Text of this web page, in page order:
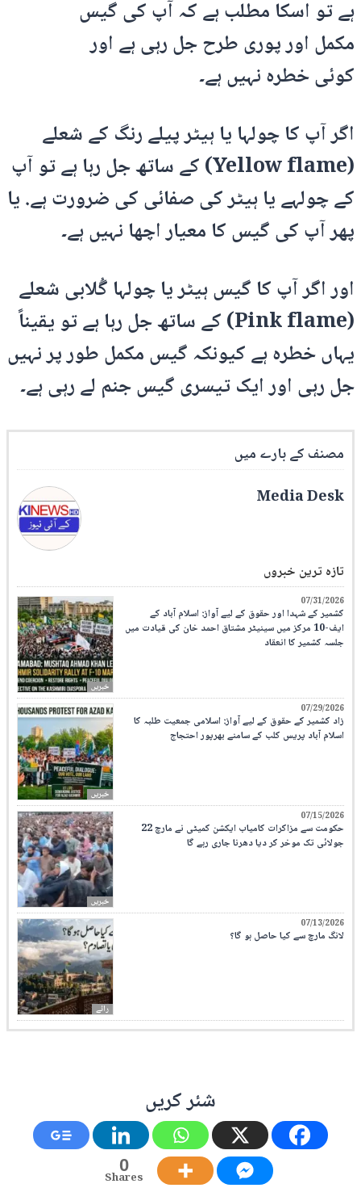
ہے تو اسکا مطلب ہے کہ آپ کی گیس
مکمل اور پوری طرح جل رہی ہے اور
کوئی خطرہ نہیں ہے۔
اگر آپ کا چولہا یا ہیٹر پیلے رنگ کے شعلے
(Yellow flame) کے ساتھ جل رہا ہے تو آپ
کے چولہے یا ہیٹر کی صفائی کی ضرورت ہے. یا
پھر آپ کی گیس کا معیار اچھا نہیں ہے۔
اور اگر آپ کا گیس ہیٹر یا چولہا گُلابی شعلے
(Pink flame) کے ساتھ جل رہا ہے تو یقیناً
یہاں خطرہ ہے کیونکہ گیس مکمل طور پر نہیں
جل رہی اور ایک تیسری گیس جنم لے رہی ہے۔
مصنف کے بارے میں
Media Desk
تازہ ترین خبروں
خبریں
07/31/2026
کشمیر کے شہدا اور حقوق کے لیے آواز: اسلام آباد کے
ایف-10 مرکز میں سینیٹر مشتاق احمد خان کی قیادت میں
جلسہ کشمیر کا انعقاد
خبریں
07/29/2026
زاد کشمیر کے حقوق کے لیے آواز: اسلامی جمعیت طلبہ کا
اسلام آباد پریس کلب کے سامنے بھرپور احتجاج
خبریں
07/15/2026
حکومت سے مزاکرات کامیاب ایکشن کمیٹی نے مارچ 22
جولائی تک موخر کر دیا دھرنا جاری رہے گا
رائے
07/13/2026
لانگ مارچ سے کیا حاصل ہو گا؟
شئر کریں
0
Shares